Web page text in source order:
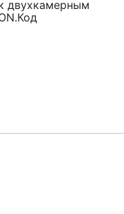
двухкамерным